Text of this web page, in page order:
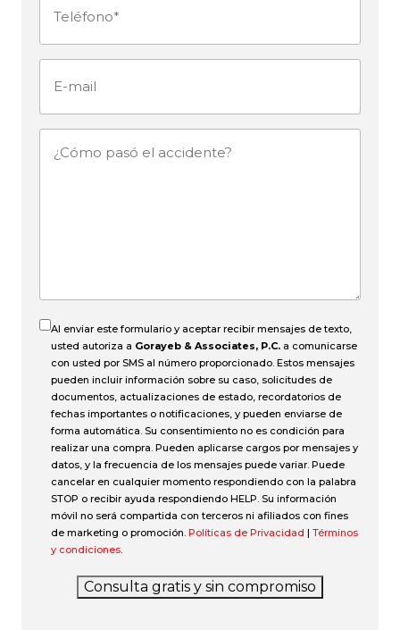
Teléfono (Obligatorio)
¿Cómo
Al enviar este formulario y aceptar recibir mensajes de texto,
usted autoriza a Gorayeb & Associates, P.C. a comunicarse
con usted por SMS al número proporcionado. Estos mensajes
pueden incluir información sobre su caso, solicitudes de
documentos, actualizaciones de estado, recordatorios de
fechas importantes o notificaciones, y pueden enviarse de
forma automática. Su consentimiento no es condición para
realizar una compra. Pueden aplicarse cargos por mensajes y
datos, y la frecuencia de los mensajes puede variar. Puede
cancelar en cualquier momento respondiendo con la palabra
STOP o recibir ayuda respondiendo HELP. Su información
móvil no será compartida con terceros ni afiliados con fines
de marketing o promoción. Políticas de Privacidad | Términos
y condiciones.
Consulta gratis y sin compromiso